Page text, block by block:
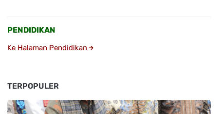
PENDIDIKAN
Ke Halaman Pendidikan
TERPOPULER